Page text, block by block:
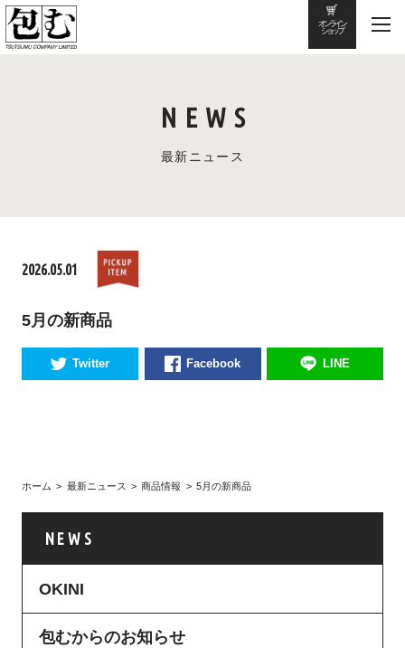
オンライン
ショップ
NEWS
最新ニュース
2026.05.01
5月の新商品
Twitter Facebook LINE
ホーム 最新ニュース 商品情報 5月の新商品
NEWS
OKINI
包むからのお知らせ